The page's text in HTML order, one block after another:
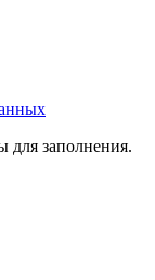
для заполнения.